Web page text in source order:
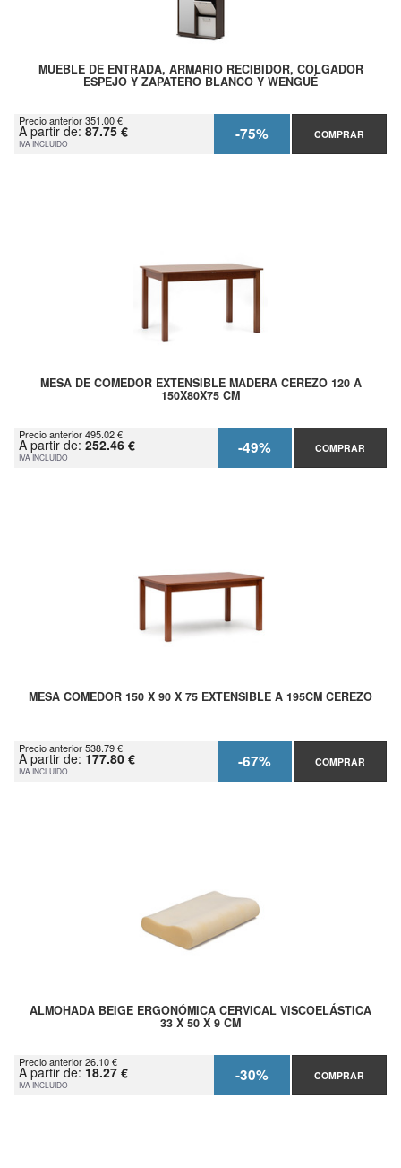
MUEBLE DE ENTRADA, ARMARIO RECIBIDOR, COLGADOR
ESPEJO Y ZAPATERO BLANCO Y WENGUÉ
Precio anterior 351.00 €
A partir de: 87.75 €
IVA INCLUIDO -75% COMPRAR
MESA DE COMEDOR EXTENSIBLE MADERA CEREZO 120 A
150X80X75 CM
Precio anterior 495.02 €
A partir de: 252.46 €
IVA INCLUIDO -49% COMPRAR
MESA COMEDOR 150 X 90 X 75 EXTENSIBLE A 195CM CEREZO
Precio anterior 538.79 €
A partir de: 177.80 €
IVA INCLUIDO -67% COMPRAR
ALMOHADA BEIGE ERGONÓMICA CERVICAL VISCOELÁSTICA
33 X 50 X 9 CM
Precio anterior 26.10 €
A partir de: 18.27 €
IVA INCLUIDO -30% COMPRAR